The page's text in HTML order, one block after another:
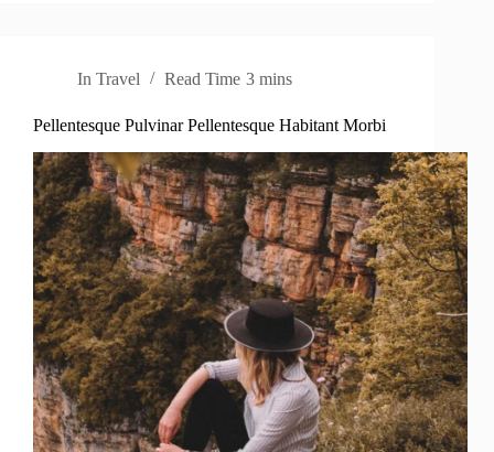
In Travel Read Time 3 mins
Pellentesque Pulvinar Pellentesque Habitant Morbi